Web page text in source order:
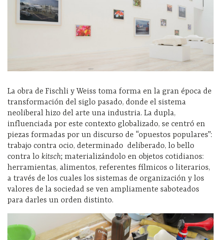
La obra de Fischli y Weiss toma forma en la gran época de
transformación del siglo pasado, donde el sistema
neoliberal hizo del arte una industria. La dupla,
influenciada por este contexto globalizado, se centró en
piezas formadas por un discurso de “opuestos populares”:
trabajo contra ocio, determinado deliberado, lo bello
contra lo kitsch; materializándolo en objetos cotidianos:
herramientas, alimentos, referentes fílmicos o literarios,
a través de los cuales los sistemas de organización y los
valores de la sociedad se ven ampliamente saboteados
para darles un orden distinto.